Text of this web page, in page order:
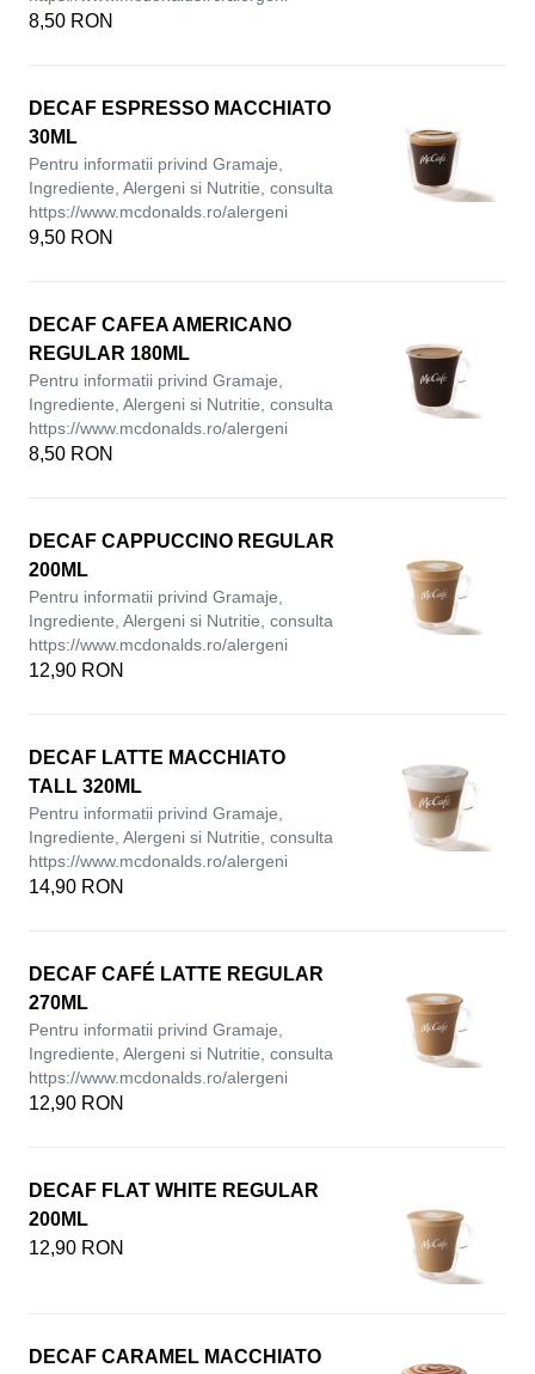
8,50 RON
DECAF ESPRESSO MACCHIATO
30ML
Pentru informatii privind Gramaje,
Ingrediente, Alergeni si Nutritie, consulta
https://www.mcdonalds.ro/alergeni
9,50 RON
DECAF CAFEA AMERICANO
REGULAR 180ML
Pentru informatii privind Gramaje,
Ingrediente, Alergeni si Nutritie, consulta
https://www.mcdonalds.ro/alergeni
8,50 RON
DECAF CAPPUCCINO REGULAR
200ML
Pentru informatii privind Gramaje,
Ingrediente, Alergeni si Nutritie, consulta
https://www.mcdonalds.ro/alergeni
12,90 RON
DECAF LATTE MACCHIATO
TALL 320ML
Pentru informatii privind Gramaje,
Ingrediente, Alergeni si Nutritie, consulta
https://www.mcdonalds.ro/alergeni
14,90 RON
DECAF CAFÉ LATTE REGULAR
270ML
Pentru informatii privind Gramaje,
Ingrediente, Alergeni si Nutritie, consulta
https://www.mcdonalds.ro/alergeni
12,90 RON
DECAF FLAT WHITE REGULAR
200ML
12,90 RON
DECAF CARAMEL MACCHIATO